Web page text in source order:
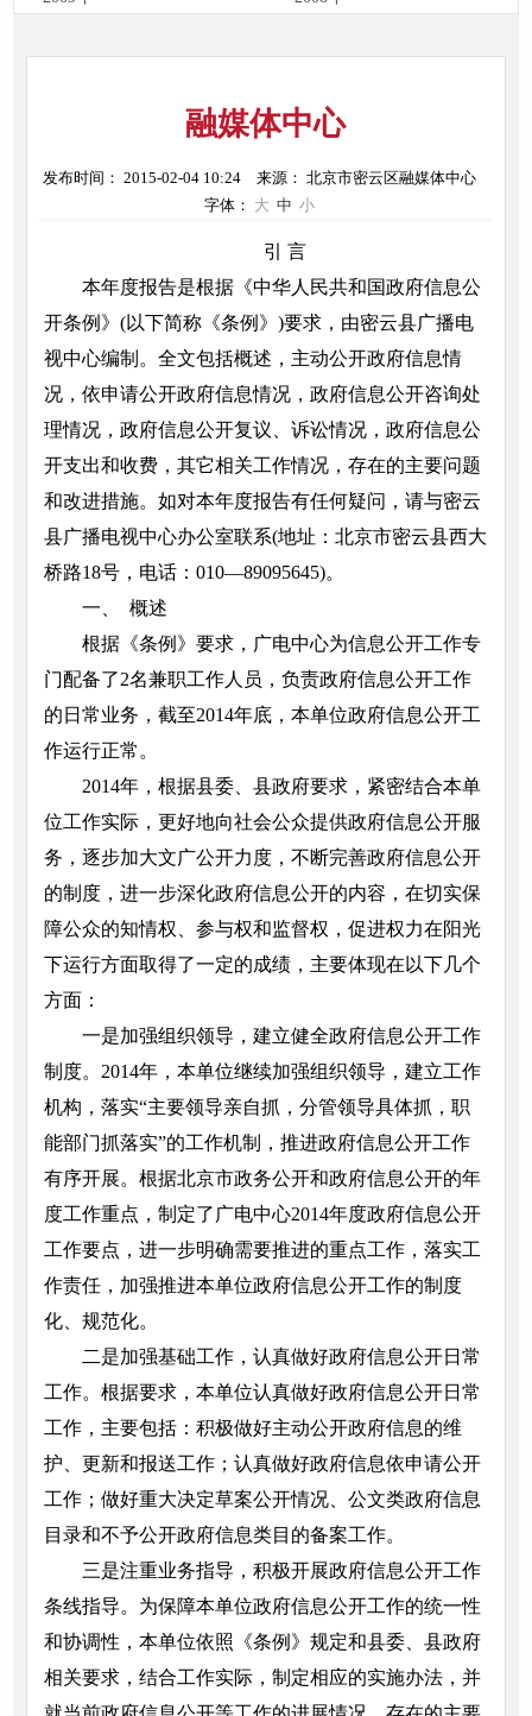
融媒体中心
发布时间： 2015-02-04 10:24
来源： 北京市密云区融媒体中心
字体： 大 中 小
引 言
本年度报告是根据《中华人民共和国政府信息公
开条例》(以下简称《条例》)要求，由密云县广播电
视中心编制。全文包括概述，主动公开政府信息情
况，依申请公开政府信息情况，政府信息公开咨询处
理情况，政府信息公开复议、诉讼情况，政府信息公
开支出和收费，其它相关工作情况，存在的主要问题
和改进措施。如对本年度报告有任何疑问，请与密云
县广播电视中心办公室联系(地址：北京市密云县西大
桥路18号，电话：010—89095645)。
一、 概述
根据《条例》要求，广电中心为信息公开工作专
门配备了2名兼职工作人员，负责政府信息公开工作
的日常业务，截至2014年底，本单位政府信息公开工
作运行正常。
2014年，根据县委、县政府要求，紧密结合本单
位工作实际，更好地向社会公众提供政府信息公开服
务，逐步加大文广公开力度，不断完善政府信息公开
的制度，进一步深化政府信息公开的内容，在切实保
障公众的知情权、参与权和监督权，促进权力在阳光
下运行方面取得了一定的成绩，主要体现在以下几个
方面：
一是加强组织领导，建立健全政府信息公开工作
制度。2014年，本单位继续加强组织领导，建立工作
机构，落实“主要领导亲自抓，分管领导具体抓，职
能部门抓落实”的工作机制，推进政府信息公开工作
有序开展。根据北京市政务公开和政府信息公开的年
度工作重点，制定了广电中心2014年度政府信息公开
工作要点，进一步明确需要推进的重点工作，落实工
作责任，加强推进本单位政府信息公开工作的制度
化、规范化。
二是加强基础工作，认真做好政府信息公开日常
工作。根据要求，本单位认真做好政府信息公开日常
工作，主要包括：积极做好主动公开政府信息的维
护、更新和报送工作；认真做好政府信息依申请公开
工作；做好重大决定草案公开情况、公文类政府信息
目录和不予公开政府信息类目的备案工作。
三是注重业务指导，积极开展政府信息公开工作
条线指导。为保障本单位政府信息公开工作的统一性
和协调性，本单位依照《条例》规定和县委、县政府
相关要求，结合工作实际，制定相应的实施办法，并